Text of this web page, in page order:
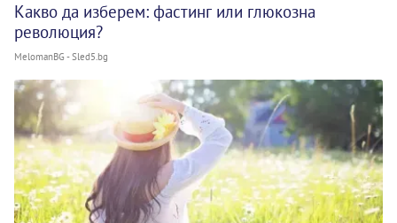
Какво да изберем: фастинг или глюкозна
революция?
MelomanBG - Sled5.bg